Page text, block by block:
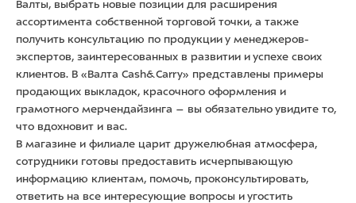
Валты, выбрать новые позиции для расширения
ассортимента собственной торговой точки, а также
получить консультацию по продукции у менеджеров-
экспертов, заинтересованных в развитии и успехе своих
клиентов. В «Валта Cash&Carry» представлены примеры
продающих выкладок, красочного оформления и
грамотного мерчендайзинга – вы обязательно увидите то,
что вдохновит и вас.
В магазине и филиале царит дружелюбная атмосфера,
сотрудники готовы предоставить исчерпывающую
информацию клиентам, помочь, проконсультировать,
ответить на все интересующие вопросы и угостить